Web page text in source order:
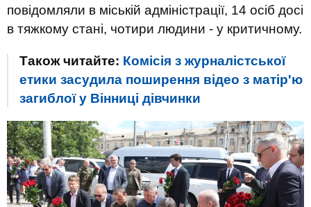
повідомляли в міській адміністрації, 14 осіб досі
в тяжкому стані, чотири людини - у критичному.
Також читайте: Комісія з журналістської
етики засудила поширення відео з матір'ю
загиблої у Вінниці дівчинки